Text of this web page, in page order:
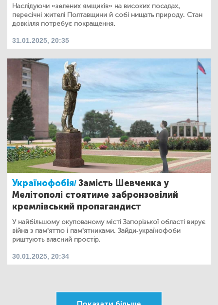
Наслідуючи «зелених ямщиків» на високих посадах,
пересічні жителі Полтавщини й собі нищать природу. Стан
довкілля потребує покращення.
31.01.2025, 20:35
Українофобія/Замість Шевченка у
Мелітополі стоятиме забронзовілий
кремлівський пропагандист
У найбільшому окупованому місті Запорізької області вирує
війна з пам'яттю і пам'ятниками. Зайди-українофоби
риштують власний простір.
30.01.2025, 20:34